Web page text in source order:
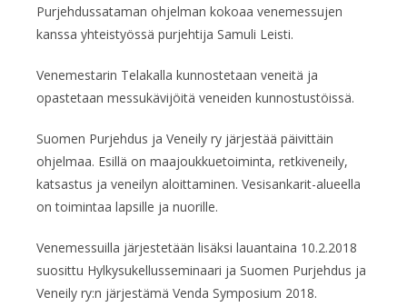
Purjehdussataman ohjelman kokoaa venemessujen
kanssa yhteistyössä purjehtija Samuli Leisti.
Venemestarin Telakalla kunnostetaan veneitä ja
opastetaan messukävijöitä veneiden kunnostustöissä.
Suomen Purjehdus ja Veneily ry järjestää päivittäin
ohjelmaa. Esillä on maajoukkuetoiminta, retkiveneily,
katsastus ja veneilyn aloittaminen. Vesisankarit-alueella
on toimintaa lapsille ja nuorille.
Venemessuilla järjestetään lisäksi lauantaina 10.2.2018
suosittu Hylkysukellusseminaari ja Suomen Purjehdus ja
Veneily ry:n järjestämä Venda Symposium 2018.